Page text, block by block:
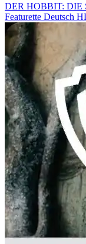
DER HOBBIT: DIE
Featurette Deutsch